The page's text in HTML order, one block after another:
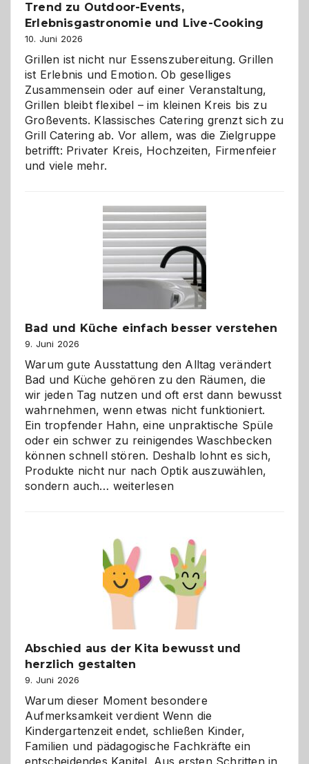
zu
Trend zu Outdoor-Events,
Erlebnisgastronomie und Live-Cooking
10. Juni 2026
Grillen ist nicht nur Essenszubereitung. Grillen
ist Erlebnis und Emotion. Ob geselliges
Zusammensein oder auf einer Veranstaltung,
Grillen bleibt flexibel – im kleinen Kreis bis zu
Großevents. Klassisches Catering grenzt sich zu
Grill Catering ab. Vor allem, was die Zielgruppe
betrifft: Privater Kreis, Hochzeiten, Firmenfeier
und viele mehr.
Bad und Küche einfach besser verstehen
9. Juni 2026
Warum gute Ausstattung den Alltag verändert
Bad und Küche gehören zu den Räumen, die
wir jeden Tag nutzen und oft erst dann bewusst
wahrnehmen, wenn etwas nicht funktioniert.
Ein tropfender Hahn, eine unpraktische Spüle
oder ein schwer zu reinigendes Waschbecken
können schnell stören. Deshalb lohnt es sich,
Produkte nicht nur nach Optik auszuwählen,
sondern auch… Bad
besser
verstehen
weiterlesen
Abschied aus der Kita bewusst und
herzlich gestalten
9. Juni 2026
Warum dieser Moment besondere
Aufmerksamkeit verdient Wenn die
Kindergartenzeit endet, schließen Kinder,
Familien und pädagogische Fachkräfte ein